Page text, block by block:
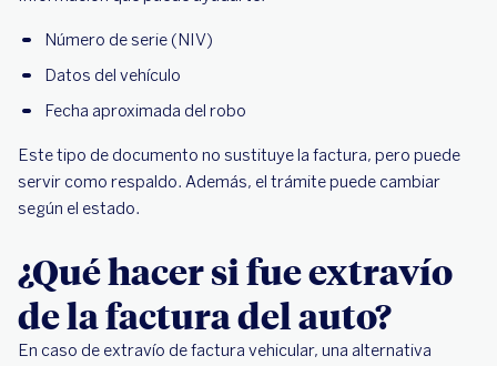
Número de serie (NIV)
Datos del vehículo
Fecha aproximada del robo
Este tipo de documento no sustituye la factura, pero puede
servir como respaldo. Además, el trámite puede cambiar
según el estado.
¿Qué hacer si fue extravío
de la factura del auto?
En caso de extravío de factura vehicular, una alternativa